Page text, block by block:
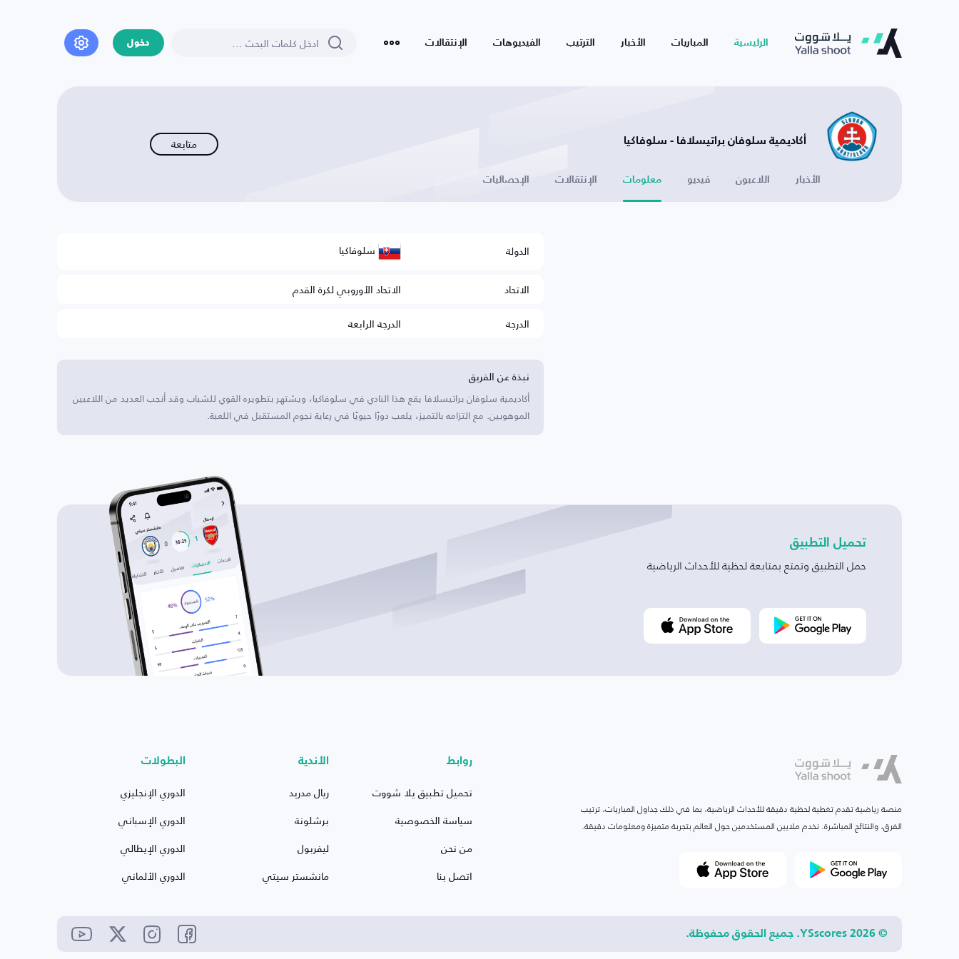
الرئيسية المباريات الأخبار الترتيب الفيديوهات الإنتقالات دخول
أكاديمية سلوفان براتيسلافا - سلوفاكيا متابعة
الأخبار اللاعبون فيديو معلومات الإنتقالات الإحصائيات
الدولة سلوفاكيا
الاتحاد
الاتحاد الأوروبي لكرة القدم
الدرجة
الدرجة الرابعة
نبذة عن الفريق
أكاديمية سلوفان براتيسلافا يقع هذا النادي في سلوفاكيا، ويشتهر بتطويره القوي للشباب وقد أنجب العديد من اللاعبين
الموهوبين. مع التزامه بالتميز، يلعب دورًا حيويًا في رعاية نجوم المستقبل في اللعبة.
تحميل التطبيق
حمل التطبيق وتمتع بمتابعة لحظية للأحداث الرياضية
منصة رياضية تقدم تغطية لحظية دقيقة للأحداث الرياضية، بما في ذلك جداول المباريات، ترتيب
الفرق، والنتائج المباشرة. نخدم ملايين المستخدمين حول العالم بتجربة متميزة ومعلومات دقيقة.
روابط
تحميل تطبيق يلا شووت
سياسة الخصوصية
من نحن
اتصل بنا
الأندية
ريال مدريد
برشلونة
ليفربول
مانشستر سيتي
البطولات
الدوري الإنجليزي
الدوري الإسباني
الدوري الإيطالي
الدوري الألماني
© 2026 YSscores. جميع الحقوق محفوظة.